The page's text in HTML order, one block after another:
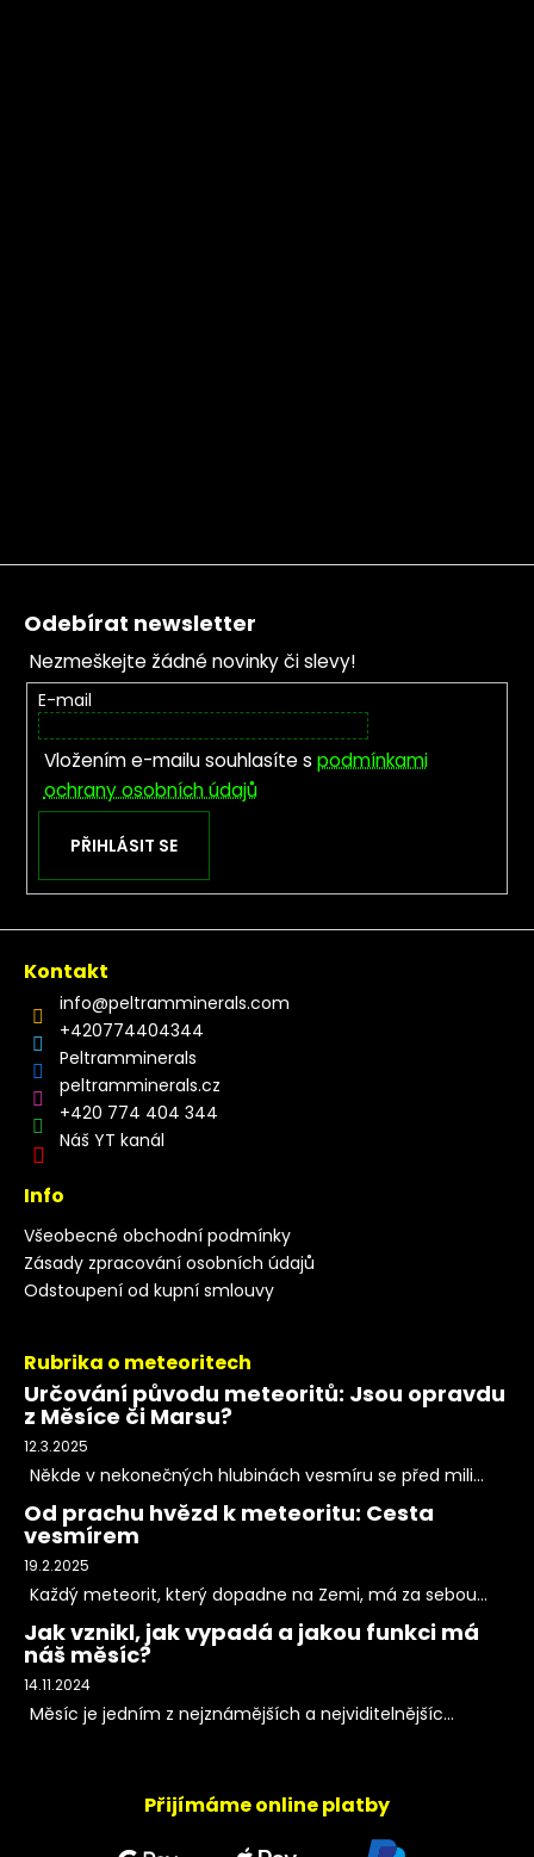
Zápatí
Odebírat newsletter
Nezmeškejte žádné novinky či slevy!
E-mail
Vložením e-mailu souhlasíte s podmínkami
ochrany osobních údajů
PŘIHLÁSIT SE
Kontakt
info@peltramminerals.com
+420774404344
Peltramminerals
peltramminerals.cz
+420 774 404 344
Náš YT kanál
Info
Všeobecné obchodní podmínky
Zásady zpracování osobních údajů
Odstoupení od kupní smlouvy
Rubrika o meteoritech
Určování původu meteoritů: Jsou opravdu
z Měsíce či Marsu?
12.3.2025
Někde v nekonečných hlubinách vesmíru se před mili...
Od prachu hvězd k meteoritu: Cesta
vesmírem
19.2.2025
Každý meteorit, který dopadne na Zemi, má za sebou...
Jak vznikl, jak vypadá a jakou funkci má
náš měsíc?
14.11.2024
Měsíc je jedním z nejznámějších a nejviditelnějšíc...
Přijímáme online platby